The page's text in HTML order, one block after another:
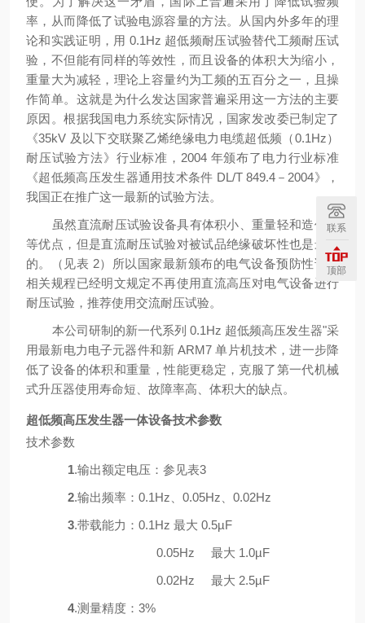
率，从而降低了试验电源容量的方法。从国内外多年的理
论和实践证明，用 0.1Hz 超低频耐压试验替代工频耐压试
验，不但能有同样的等效性，而且设备的体积大为缩小，
重量大为减轻，理论上容量约为工频的五百分之一，且操
作简单。这就是为什么发达国家普遍采用这一方法的主要
原因。根据我国电力系统实际情况，国家发改委已制定了
《35kV 及以下交联聚乙烯绝缘电力电缆超低频（0.1Hz）
耐压试验方法》行业标准，2004 年颁布了电力行业标准
《超低频高压发生器通用技术条件 DL/T 849.4－2004》，
我国正在推广这一最新的试验方法。
虽然直流耐压试验设备具有体积小、重量轻和造价低
等优点，但是直流耐压试验对被试品绝缘破坏性也是最大
的。（见表 2）所以国家最新颁布的电气设备预防性试验
相关规程已经明文规定不再使用直流高压对电气设备进行
耐压试验，推荐使用交流耐压试验。
本公司研制的新一代系列 0.1Hz 超低频高压发生器"采
用最新电力电子元器件和新 ARM7 单片机技术，进一步降
低了设备的体积和重量，性能更稳定，克服了第一代机械
式升压器使用寿命短、故障率高、体积大的缺点。
超低频高压发生器一体设备技术参数
技术参数
1.输出额定电压：参见表3
2.输出频率：0.1Hz、0.05Hz、0.02Hz
3.带载能力：0.1Hz 最大 0.5µF
0.05Hz
最大 1.0µF
0.02Hz
最大 2.5µF
4.测量精度：3%
联系
顶部